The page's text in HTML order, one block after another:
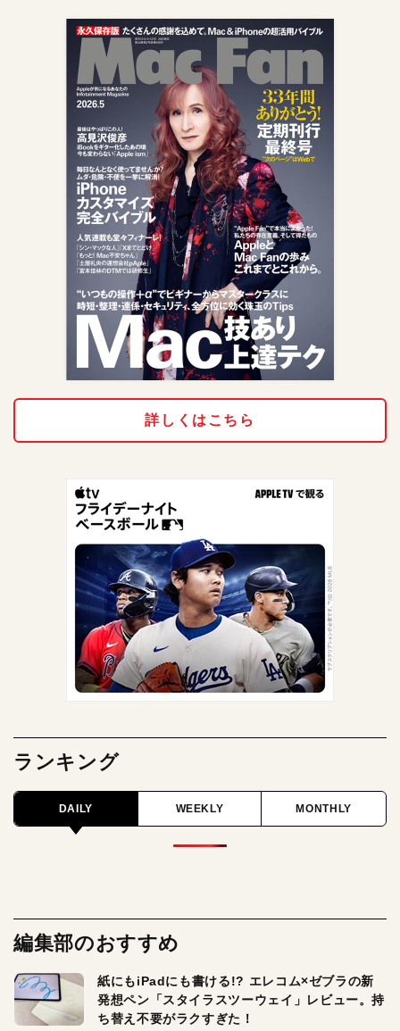
詳しくはこちら
ランキング
DAILY WEEKLY MONTHLY
編集部のおすすめ
紙にもiPadにも書ける!? エレコム×ゼブラの新
発想ペン「スタイラスツーウェイ」レビュー。持
ち替え不要がラクすぎた！